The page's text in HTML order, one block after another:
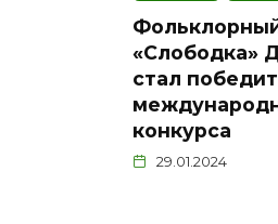
стал
конкурса
29.01.2024